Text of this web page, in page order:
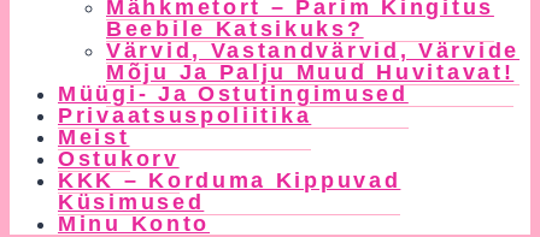
Mähkmetort – Parim Kingitus
Beebile Katsikuks?
Värvid, Vastandvärvid, Värvide
Mõju Ja Palju Muud Huvitavat!
Müügi- Ja Ostutingimused
Privaatsuspoliitika
Meist
Ostukorv
KKK – Korduma Kippuvad
Küsimused
Minu Konto